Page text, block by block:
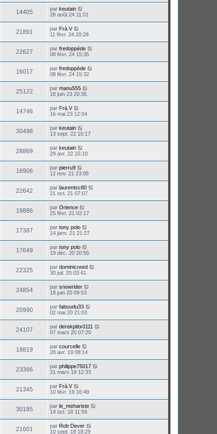
14405 par keutain
26 août 24 11:01
21891 par Frà.V
11 févr. 24 20:28
22627 par fredoppède
08 févr. 24 15:35
16017 par fredoppède
08 févr. 24 15:32
25122 par manu555
18 juin 23 20:36
14746 par Frà.V
16 mai 23 12:04
30498 par keutain
13 sept. 22 15:17
28869 par keutain
29 avr. 22 15:10
16906 par pierru9
12 nov. 21 23:08
22642 par laurentsc80
21 oct. 21 07:07
19886 par Orience
25 févr. 21 02:17
17387 par tony polo
14 janv. 21 21:27
17649 par tony polo
19 déc. 20 20:55
22325 par dominicreed
30 juil. 20 03:41
24854 par snowrider
18 juin 20 09:53
20990 par faboudu33
02 mai 20 21:03
24107 par derekpittx0111
07 mars 20 07:20
18819 par courcelle
28 avr. 19 08:14
23366 par philippe75017
31 mars 19 12:33
21345 par Frà.V
10 févr. 19 16:49
30185 par le_mehariste
14 oct. 18 11:56
21601 par Rob Dever
10 sept. 18 18:29